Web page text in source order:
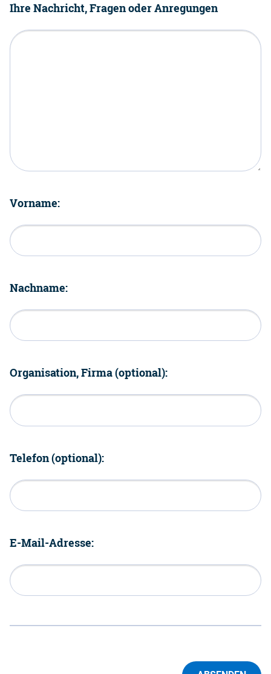
Ihre Nachricht, Fragen oder Anregungen
Vorname:
Nachname:
Organisation, Firma (optional):
Telefon (optional):
E-Mail-Adresse: